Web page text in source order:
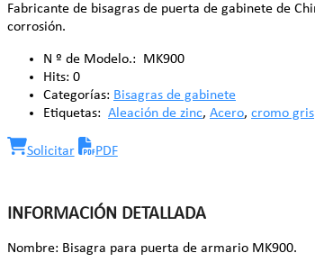
Fabricante de bisagras de puerta de gabinete de
corrosión.
N º de Modelo.:
MK900
Hits: 0
Categorías: Bisagras de gabinete
Etiquetas: Aleación de zinc, Acero, cromo gris
Solicitar PDF
INFORMACIÓN DETALLADA
Nombre: Bisagra para puerta de armario MK900.